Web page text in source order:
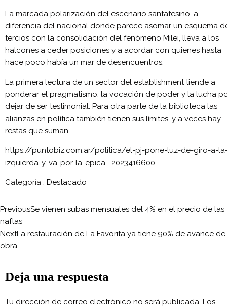
La marcada polarización del escenario santafesino, a
diferencia del nacional donde parece asomar un esquema
tercios con la consolidación del fenómeno Milei, lleva a los
halcones a ceder posiciones y a acordar con quienes hasta
hace poco había un mar de desencuentros.
La primera lectura de un sector del establishment tiende a
ponderar el pragmatismo, la vocación de poder y la lucha
dejar de ser testimonial. Para otra parte de la biblioteca las
alianzas en política también tienen sus límites, y a veces hay
restas que suman.
https://puntobiz.com.ar/politica/el-pj-pone-luz-de-giro-a-
izquierda-y-va-por-la-epica--2023416600
Categoría : Destacado
PreviousSe vienen subas mensuales del 4% en el precio de las
naftas
NextLa restauración de La Favorita ya tiene 90% de avance de
obra
Deja una respuesta
Tu dirección de correo electrónico no será publicada. Los